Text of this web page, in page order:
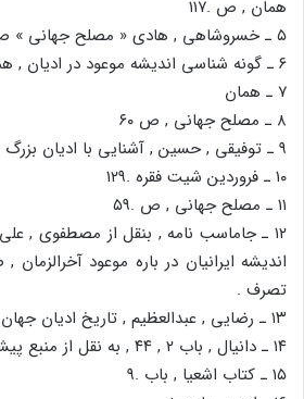
همان , ص .۱۱۷
۵ ـ خسروشاهی , هادی « مصلح جهانی » ص .۶۰
۶ ـ گونه شناسی اندیشه موعود در ادیان , همان , ص .۱۱۸
۷ ـ همان
۸ ـ مصلح جهانی , ص ۶۰
۹ ـ توفیقی , حسین , آشنایی با ادیان بزرگ , ص .۶۶
۱۰ ـ فروردین شیت فقره .۱۲۹
۱۱ ـ مصلح جهانی , ص .۵۹
۱۲ ـ جاماسب نامه , بنقل از مصطفوی ,
تصرف .
۱۳ ـ رضایی , عبدالعظیم , تاریخ ادیان جهان , ج ۱ , ص .۵۲۶
۱۴ ـ دانیال , باب ۲ , ۴۴ , به نقل از منبع پیشین
۱۵ ـ کتاب اشعیا , باب .۹